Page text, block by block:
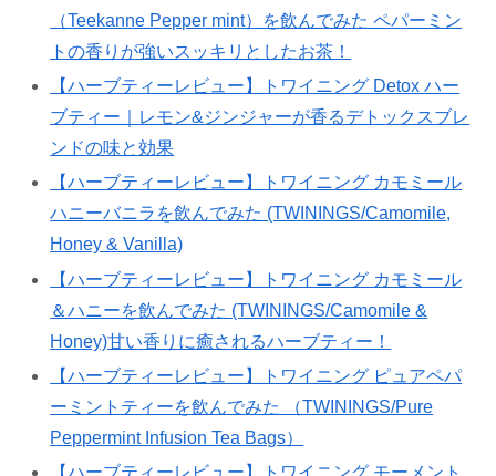
（Teekanne Pepper mint）を飲んでみた ペパーミン
トの香りが強いスッキリとしたお茶！
【ハーブティーレビュー】トワイニング Detox ハー
ブティー｜レモン&ジンジャーが香るデトックスブレ
ンドの味と効果
【ハーブティーレビュー】トワイニング カモミール
ハニーバニラを飲んでみた (TWININGS/Camomile,
Honey & Vanilla)
【ハーブティーレビュー】トワイニング カモミール
＆ハニーを飲んでみた (TWININGS/Camomile &
Honey)甘い香りに癒されるハーブティー！
【ハーブティーレビュー】トワイニング ピュアペパ
ーミントティーを飲んでみた （TWININGS/Pure
Peppermint Infusion Tea Bags）
【ハーブティーレビュー】トワイニング モーメント